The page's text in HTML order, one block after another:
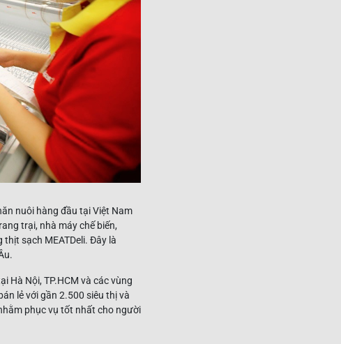
nuôi hàng đầu tại Việt Nam
trại, nhà máy chế biến,
sạch MEATDeli. Đây là
Hà Nội, TP.HCM và các vùng
lẻ với gần 2.500 siêu thị và
phục vụ tốt nhất cho người